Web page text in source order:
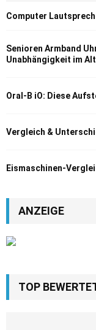
Computer
Senioren Armband
Unabhängigkeit im
Oral-B iO: Diese
Vergleich &
Eismaschinen-
ANZEIGE
TOP